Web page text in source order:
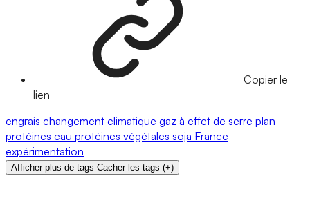
Copier le
lien
engrais changement climatique gaz à effet de serre plan
protéines eau protéines végétales soja France
expérimentation
Afficher plus de tags Cacher les tags (+)